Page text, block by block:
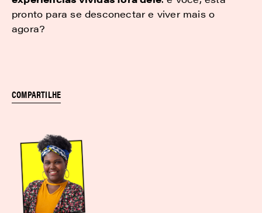
pronto para se desconectar e viver mais o
agora?
COMPARTILHE